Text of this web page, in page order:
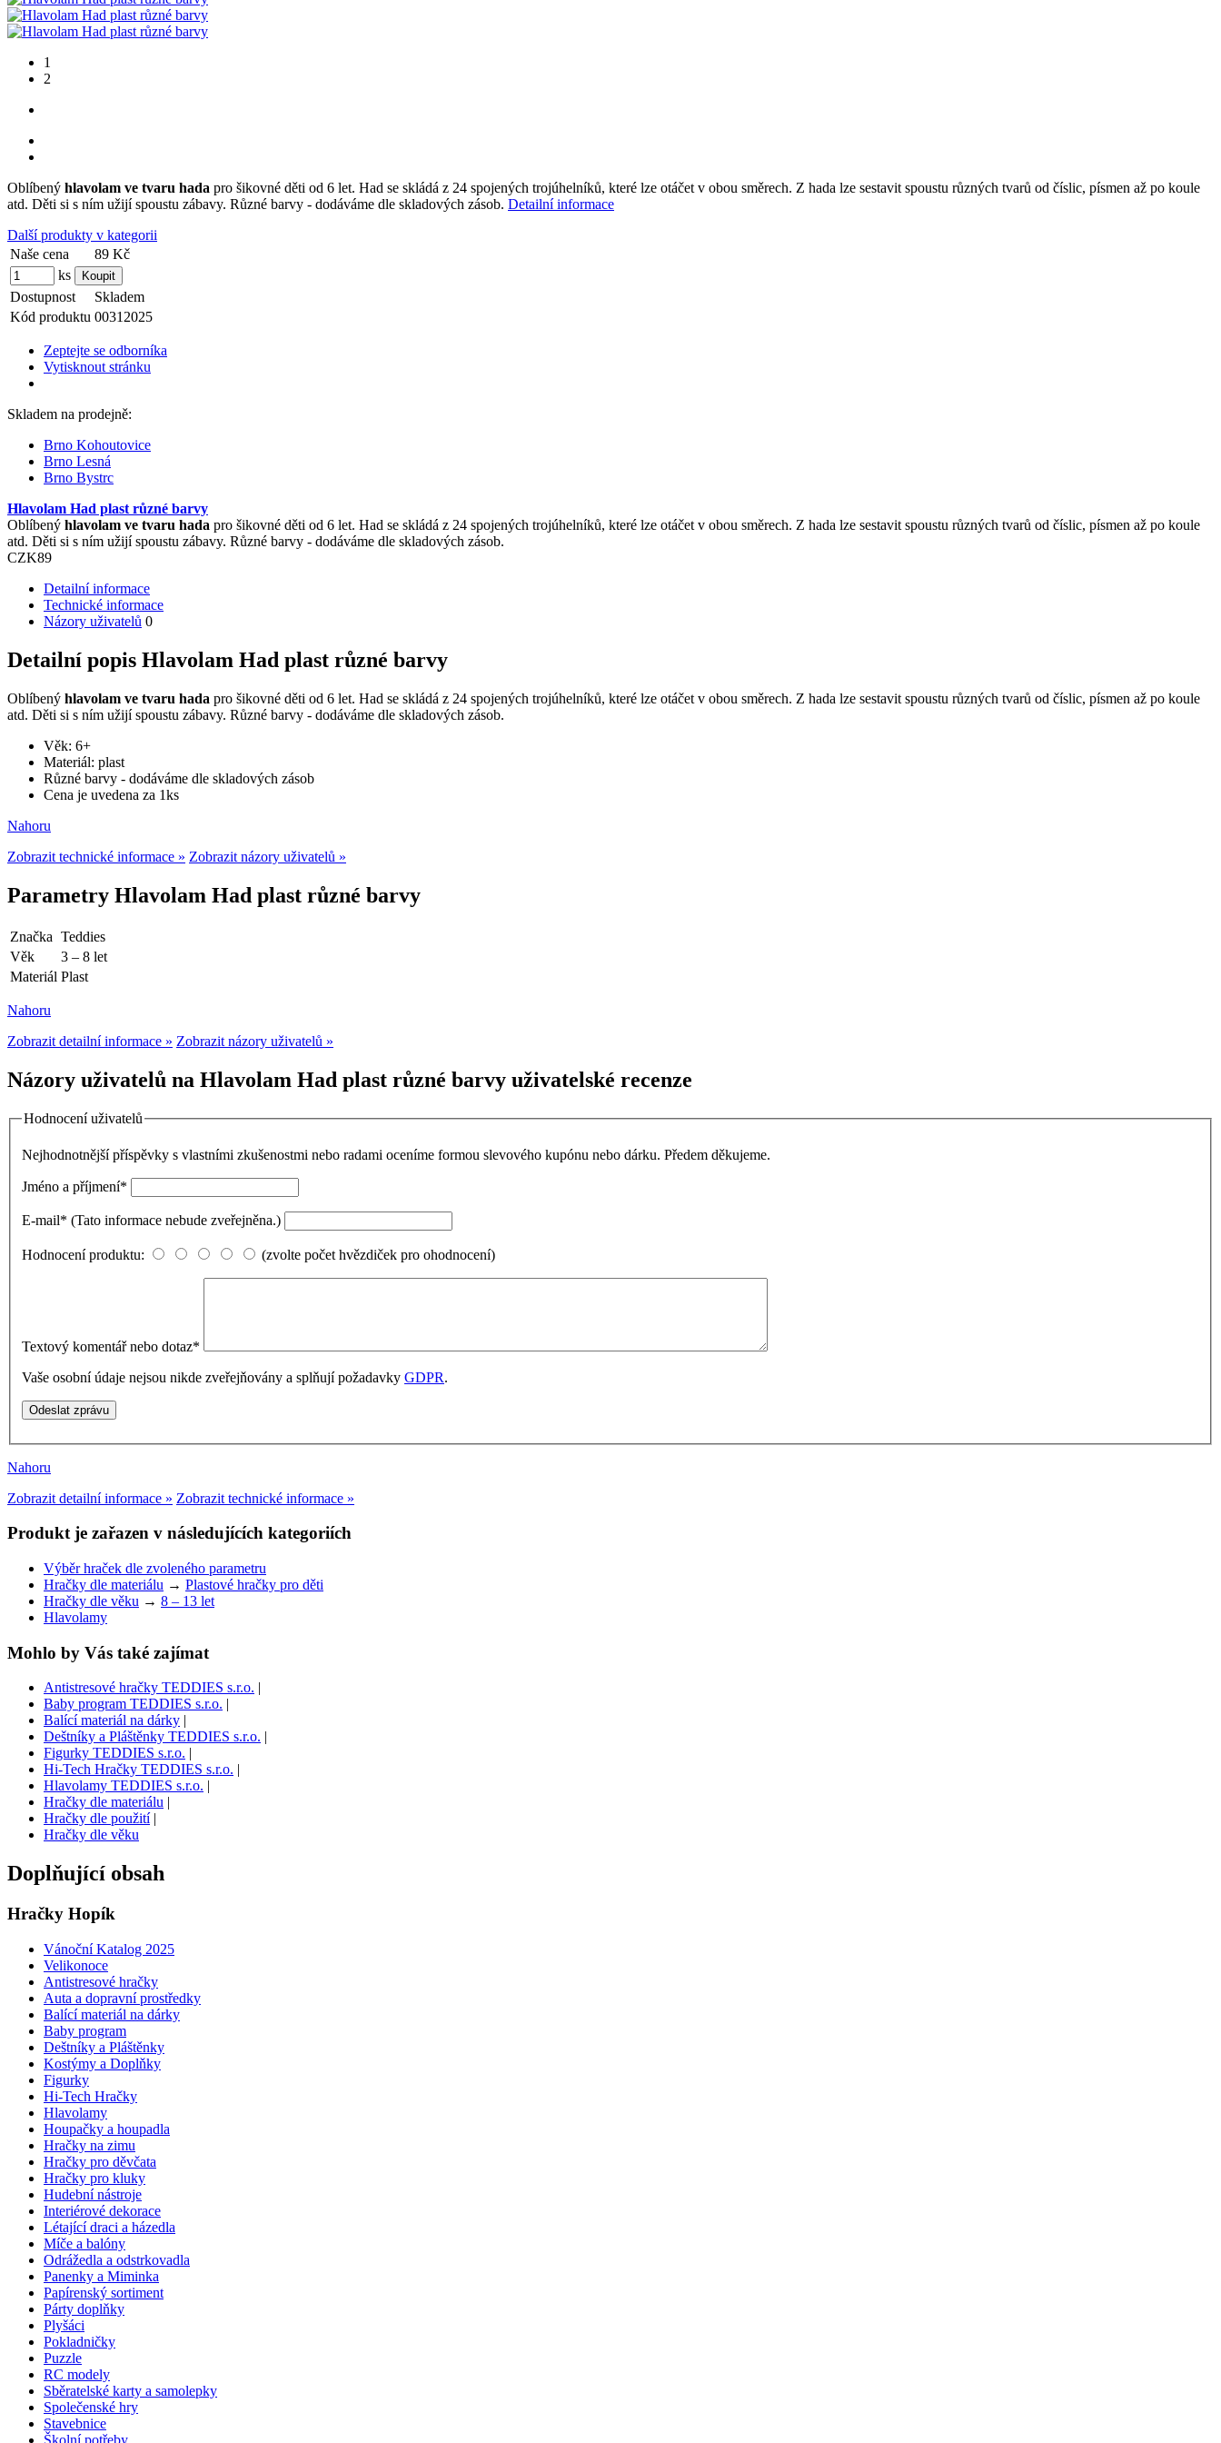
1
2
Oblíbený hlavolam ve tvaru hada pro šikovné děti od 6 let. Had se skládá z 24 spojených trojúhelníků, které lze otáčet v obou směrech. Z hada lze sestavit spoustu různých tvarů od číslic, písmen až po koule
atd. Děti si s ním užijí spoustu zábavy. Různé barvy - dodáváme dle skladových zásob. Detailní informace
Další produkty v kategorii
Naše cena
89 Kč
ks
Dostupnost
Skladem
Kód produktu 00312025
Zeptejte se odborníka
Vytisknout stránku
Skladem na prodejně:
Brno Kohoutovice
Brno Lesná
Brno Bystrc
Hlavolam Had plast různé barvy
Oblíbený hlavolam ve tvaru hada pro šikovné děti od 6 let. Had se skládá z 24 spojených trojúhelníků, které lze otáčet v obou směrech. Z hada lze sestavit spoustu různých tvarů od číslic, písmen až po koule
atd. Děti si s ním užijí spoustu zábavy. Různé barvy - dodáváme dle skladových zásob.
CZK89
Detailní informace
Technické informace
Názory uživatelů 0
Detailní popis Hlavolam Had plast různé barvy
Oblíbený hlavolam ve tvaru hada pro šikovné děti od 6 let. Had se skládá z 24 spojených trojúhelníků, které lze otáčet v obou směrech. Z hada lze sestavit spoustu různých tvarů od číslic, písmen až po koule
atd. Děti si s ním užijí spoustu zábavy. Různé barvy - dodáváme dle skladových zásob.
Věk: 6+
Materiál: plast
Různé barvy - dodáváme dle skladových zásob
Cena je uvedena za 1ks
Nahoru
Zobrazit technické informace » Zobrazit názory uživatelů »
Parametry Hlavolam Had plast různé barvy
Značka Teddies
Věk
3 – 8 let
Materiál Plast
Nahoru
Zobrazit detailní informace » Zobrazit názory uživatelů »
Názory uživatelů na Hlavolam Had plast různé barvy uživatelské recenze
Hodnocení uživatelů
Nejhodnotnější příspěvky s vlastními zkušenostmi nebo radami oceníme formou slevového kupónu nebo dárku. Předem děkujeme.
Jméno a příjmení*
E-mail* (Tato informace nebude zveřejněna.)
Hodnocení produktu: (zvolte počet hvězdiček pro ohodnocení)
Textový komentář nebo dotaz*
Vaše osobní údaje nejsou nikde zveřejňovány a splňují požadavky GDPR.
Nahoru
Zobrazit detailní informace » Zobrazit technické informace »
Produkt je zařazen v následujících kategoriích
Výběr hraček dle zvoleného parametru
Hračky dle materiálu → Plastové hračky pro děti
Hračky dle věku → 8 – 13 let
Hlavolamy
Mohlo by Vás také zajímat
Antistresové hračky TEDDIES s.r.o. |
Baby program TEDDIES s.r.o. |
Balící materiál na dárky |
Deštníky a Pláštěnky TEDDIES s.r.o. |
Figurky TEDDIES s.r.o. |
Hi-Tech Hračky TEDDIES s.r.o. |
Hlavolamy TEDDIES s.r.o. |
Hračky dle materiálu |
Hračky dle použití|
Hračky dle věku
Doplňující obsah
Hračky Hopík
Vánoční Katalog 2025
Velikonoce
Antistresové hračky
Auta a dopravní prostředky
Balící materiál na dárky
Baby program
Deštníky a Pláštěnky
Kostýmy a Doplňky
Figurky
Hi-Tech Hračky
Hlavolamy
Houpačky a houpadla
Hračky na zimu
Hračky pro děvčata
Hračky pro kluky
Hudební nástroje
Interiérové dekorace
Létající draci a házedla
Míče a balóny
Odrážedla a odstrkovadla
Panenky a Miminka
Papírenský sortiment
Párty doplňky
Plyšáci
Pokladničky
Puzzle
RC modely
Sběratelské karty a samolepky
Společenské hry
Stavebnice
Školní potřeby